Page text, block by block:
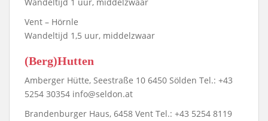
Vent – Hörnle
Wandeltijd 1,5 uur, middelzwaar
(Berg)Hutten
Amberger Hütte, Seestraße 10 6450 Sölden Tel.: +43
5254 30354 info@seldon.at
Brandenburger Haus, 6458 Vent Tel.: +43 5254 8119